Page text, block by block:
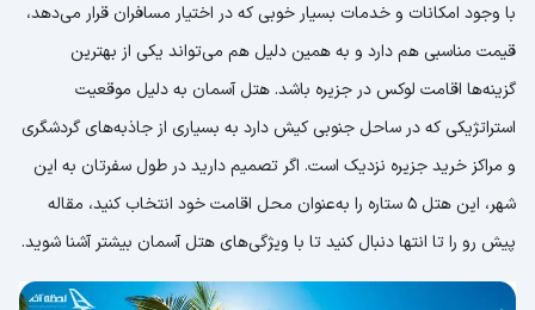
با وجود امکانات و خدمات بسیار خوبی که در اختیار مسافران قرار می‌دهد،
قیمت مناسبی هم دارد و به همین دلیل هم می‌تواند یکی از بهترین
گزینه‌ها اقامت لوکس در جزیره باشد. هتل آسمان به دلیل موقعیت
استراتژیکی که در ساحل جنوبی کیش دارد به بسیاری از جاذبه‌های گردشگری
و مراکز خرید جزیره نزدیک است. اگر تصمیم دارید در طول سفرتان به این
شهر، این هتل 5 ستاره را به‌عنوان محل اقامت خود انتخاب کنید، مقاله
پیش رو را تا انتها دنبال کنید تا با ویژگی‌های هتل آسمان بیشتر آشنا شوید.